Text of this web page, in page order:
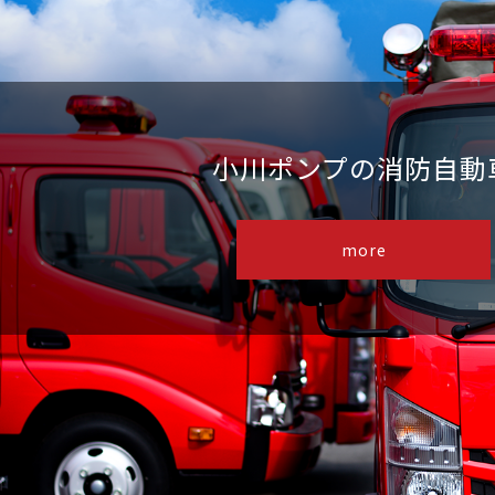
小川ポンプの消防自動
more